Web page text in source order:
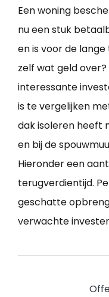
Een woning
nu een stuk
en is voor de
zelf wat geld
interessante
is te vergelijken
dak isoleren heeft
en bij de
Hieronder een
terugverdientijd.
geschatte
verwachte